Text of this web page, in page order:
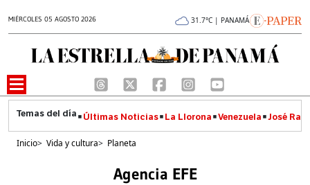
MIÉRCOLES 05 AGOSTO 2026 31.7°C | PANAMÁ
Últimas Noticias La Llorona Venezuela José
Inicio> Vida y cultura> Planeta
Agencia EFE